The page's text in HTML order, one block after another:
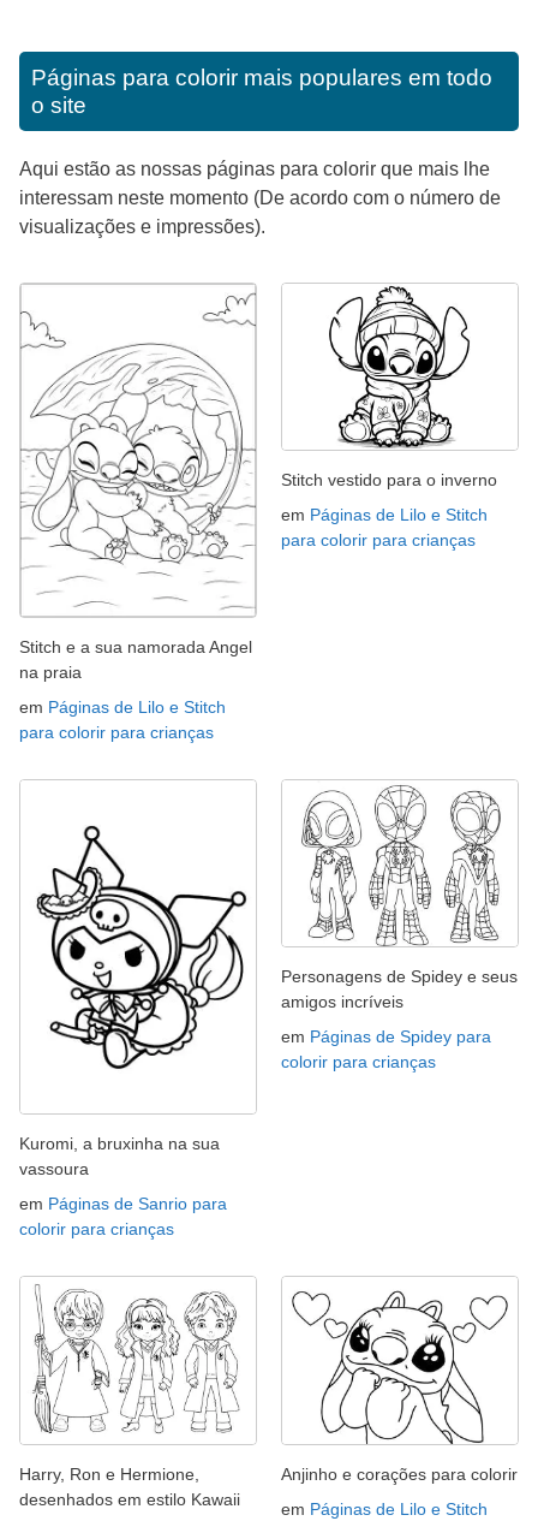
Páginas para colorir mais populares em todo
o site
Aqui estão as nossas páginas para colorir que mais lhe
interessam neste momento (De acordo com o número de
visualizações e impressões).
Stitch e a sua namorada Angel
na praia
em Páginas de Lilo e Stitch
para colorir para crianças
Stitch vestido para o inverno
em Páginas de Lilo e Stitch
para colorir para crianças
Kuromi, a bruxinha na sua
vassoura
em Páginas de Sanrio para
colorir para crianças
Personagens de Spidey e seus
amigos incríveis
em Páginas de Spidey para
colorir para crianças
Harry, Ron e Hermione,
desenhados em estilo Kawaii
Anjinho e corações para colorir
em Páginas de Lilo e Stitch